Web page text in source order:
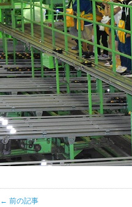
← 前の記事